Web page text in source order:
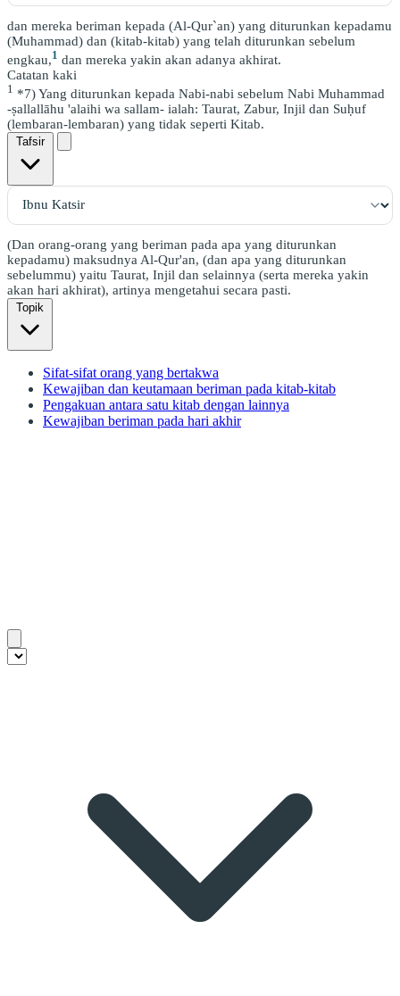
dan mereka beriman kepada (Al-Qur`an) yang diturunkan kepadamu
(Muhammad) dan (kitab-kitab) yang telah diturunkan sebelum
engkau,1 dan mereka yakin akan adanya akhirat.
Catatan kaki
1 *7) Yang diturunkan kepada Nabi-nabi sebelum Nabi Muhammad
-ṣallallāhu 'alaihi wa sallam- ialah: Taurat, Zabur, Injil dan Suḥuf
(lembaran-lembaran) yang tidak seperti Kitab.
Tafsir
(Dan orang-orang yang beriman pada apa yang diturunkan
kepadamu) maksudnya Al-Qur'an, (dan apa yang diturunkan
sebelummu) yaitu Taurat, Injil dan selainnya (serta mereka yakin
akan hari akhirat), artinya mengetahui secara pasti.
Topik
Sifat-sifat orang yang bertakwa
Kewajiban dan keutamaan beriman pada kitab-kitab
Pengakuan antara satu kitab dengan lainnya
Kewajiban beriman pada hari akhir